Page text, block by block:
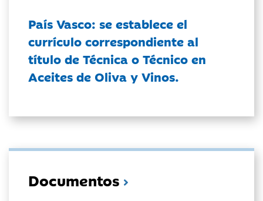
País Vasco: se establece el
currículo correspondiente al
título de Técnica o Técnico en
Aceites de Oliva y Vinos.
Documentos